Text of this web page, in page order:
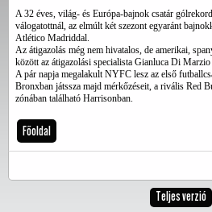
A 32 éves, világ- és Európa-bajnok csatár
válogatottnál, az elmúlt két szezont egyaránt
Atlético Madriddal.
Az átigazolás még nem hivatalos, de amerikai,
között az átigazolási specialista Gianluca Di
A pár napja megalakult NYFC lesz az első
Bronxban játssza majd mérkőzéseit, a rivális Red
zónában található Harrisonban.
Főoldal
Teljes verzió